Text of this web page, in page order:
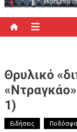
Θρυλικό
1)
Ειδήσεις